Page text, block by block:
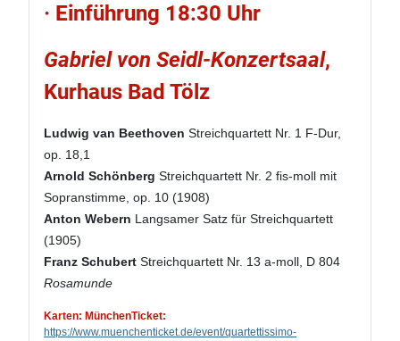
· Einführung 18:30 Uhr
Gabriel von Seidl-Konzertsaal,
Kurhaus Bad Tölz
Ludwig van Beethoven Streichquartett Nr. 1 F-Dur,
op. 18,1
Arnold Schönberg Streichquartett Nr. 2 fis-moll mit
Sopranstimme, op. 10 (1908)
Anton Webern Langsamer Satz für Streichquartett
(1905)
Franz Schubert Streichquartett Nr. 13 a-moll, D 804
Rosamunde
Karten: MünchenTicket:
https://www.muenchenticket.de/event/quartettissimo-